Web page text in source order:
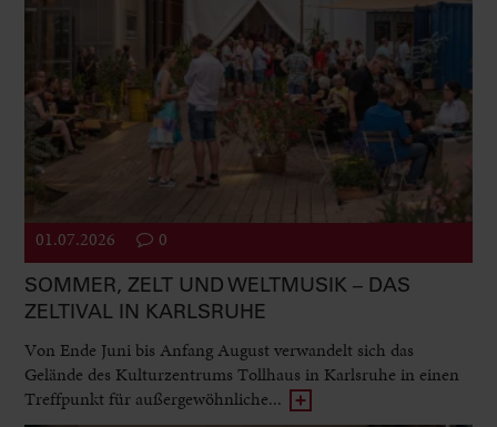
01.07.2026 0
SOMMER, ZELT UND WELTMUSIK – DAS
ZELTIVAL IN KARLSRUHE
Von Ende Juni bis Anfang August verwandelt sich das
Gelände des Kulturzentrums Tollhaus in Karlsruhe in einen
Treffpunkt für außergewöhnliche...